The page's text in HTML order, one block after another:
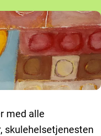
med alle